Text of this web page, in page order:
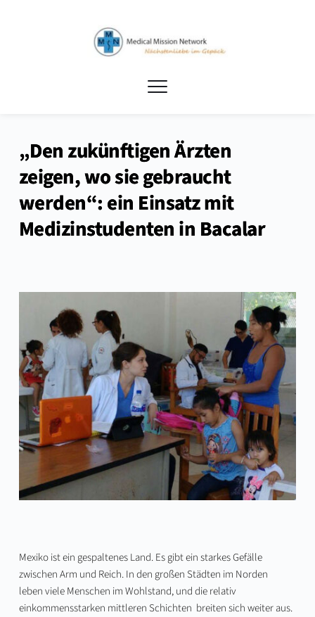
„Den zukünftigen Ärzten
zeigen, wo sie gebraucht
werden“: ein Einsatz mit
Medizinstudenten in Bacalar
Mexiko ist ein gespaltenes Land. Es gibt ein starkes Gefälle
zwischen Arm und Reich. In den großen Städten im Norden
leben viele Menschen im Wohlstand, und die relativ
einkommensstarken mittleren Schichten breiten sich weiter aus.